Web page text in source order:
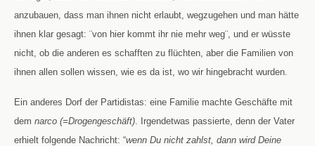
anzubauen, dass man ihnen nicht erlaubt, wegzugehen und man hätte
ihnen klar gesagt: ¨von hier kommt ihr nie mehr weg¨, und er wüsste
nicht, ob die anderen es schafften zu flüchten, aber die Familien von
ihnen allen sollen wissen, wie es da ist, wo wir hingebracht wurden.
Ein anderes Dorf der Partidistas: eine Familie machte Geschäfte mit
dem narco (=Drogengeschäft). Irgendetwas passierte, denn der Vater
erhielt folgende Nachricht: “wenn Du nicht zahlst, dann wird Deine